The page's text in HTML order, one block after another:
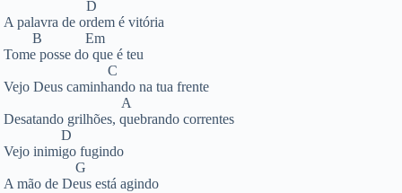
D
A palavra de ordem é vitória
B Em
Tome posse do que é teu
C
Vejo Deus caminhando na tua frente
A
Desatando grilhões, quebrando correntes
D
Vejo inimigo fugindo
G
A mão de Deus está agindo